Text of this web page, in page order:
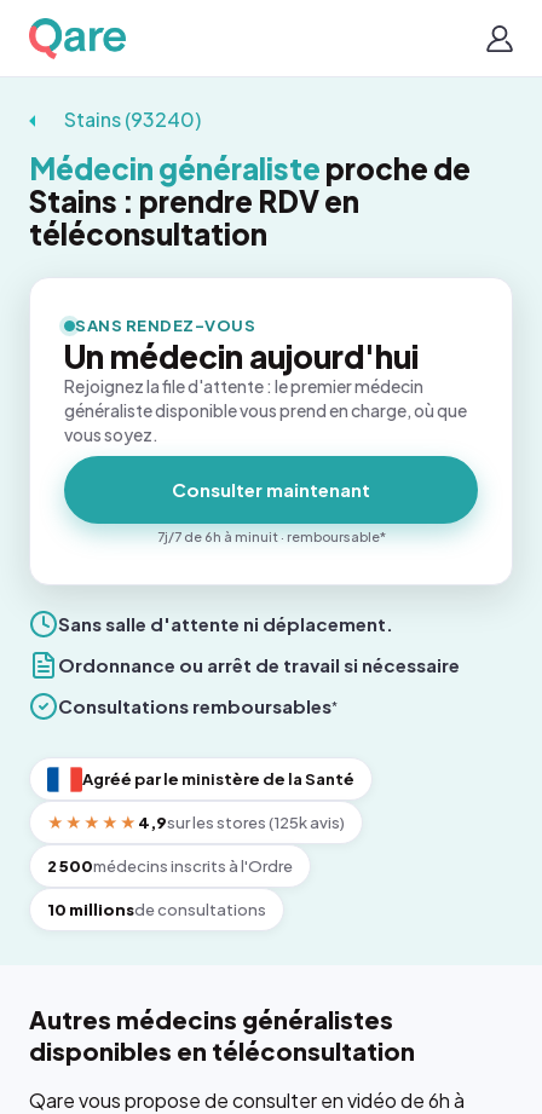
Stains (93240)
Médecin généraliste proche de
Stains : prendre RDV en
téléconsultation
Sans salle d'attente ni déplacement.
Ordonnance ou arrêt de travail si nécessaire
Consultations remboursables*
Agréé par le ministère de la Santé
★★★★★ 4,9sur les stores (125k avis)
2 500médecins inscrits à l'Ordre
10 millionsde consultations
SANS RENDEZ-VOUS
Un médecin aujourd'hui
Rejoignez la file d'attente : le premier médecin
généraliste disponible vous prend en charge, où que
vous soyez.
Consulter maintenant
7j/7 de 6h à minuit · remboursable*
Autres médecins généralistes
disponibles en téléconsultation
Qare vous propose de consulter en vidéo de 6h à